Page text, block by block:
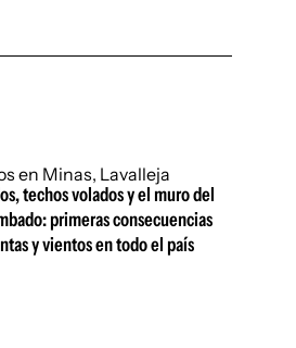
techos volados y el muro del
primeras consecuencias
y vientos en todo el país